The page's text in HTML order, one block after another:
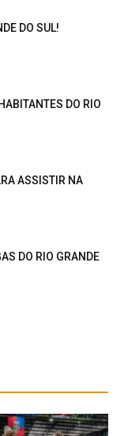
DO SUL!
DO RIO
ASSISTIR NA
DO RIO GRANDE